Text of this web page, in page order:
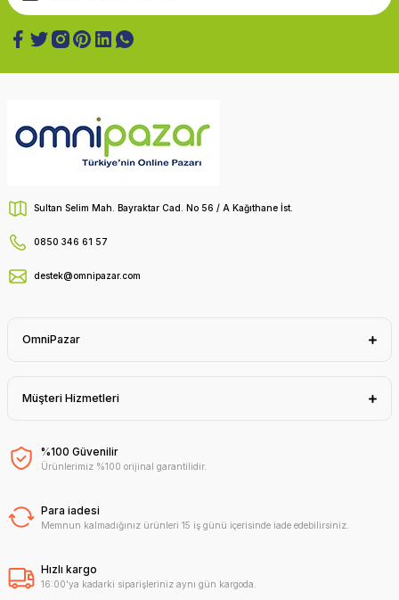
Sultan Selim Mah. Bayraktar Cad. No 56 / A Kağıthane İst.
0850 346 61 57
destek@omnipazar.com
OmniPazar
Müşteri Hizmetleri
%100 Güvenilir
Ürünlerimiz %100 orijinal garantilidir.
Para iadesi
Memnun kalmadığınız ürünleri 15 iş günü içerisinde iade edebilirsiniz.
Hızlı kargo
16:00'ya kadarki siparişleriniz aynı gün kargoda.